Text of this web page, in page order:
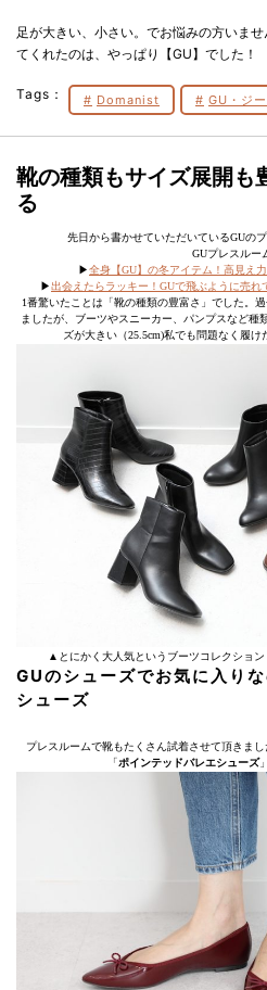
足が大きい、小さい。でお悩みの方いま
てくれたのは、やっぱり【GU】でした！
Tags： Domanist GU・ジ
靴の種類もサイズ展開も
る
先日から書かせていただいているGUの
GUプレスルー
▶︎全身【GU】の冬アイテム！高見え
▶︎出会えたらラッキー！GUで飛ぶように売
1番驚いたことは「靴の種類の豊富さ」でした。
ましたが、ブーツやスニーカー、パンプスなど種
ズが大きい（25.5cm)私でも問題なく履け
▲とにかく大人気というブーツコレクショ
GUのシューズでお気に入り
シューズ
プレスルームで靴もたくさん試着させて頂きま
「ポインテッドバレエシューズ